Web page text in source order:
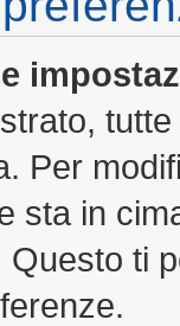
Per
sta in
ti